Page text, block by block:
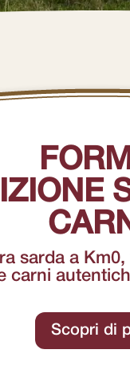
sarda a
carni
Scopri di